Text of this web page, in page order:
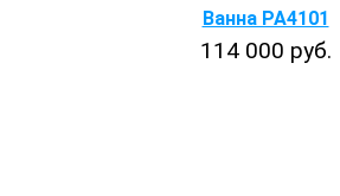
Ванна PA4101
114 000 руб.